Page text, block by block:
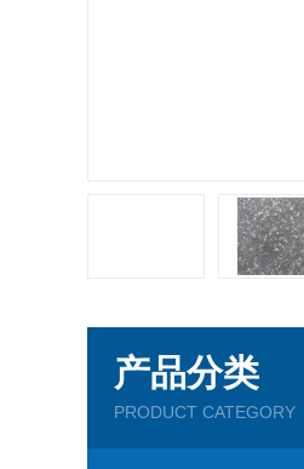
产品分类
PRODUCT CATEGORY